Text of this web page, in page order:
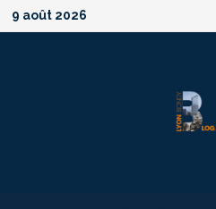
Passer
au
9 août 2026